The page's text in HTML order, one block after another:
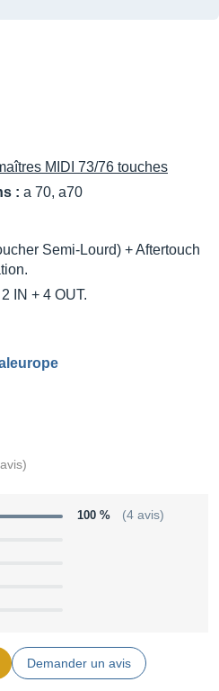
MIDI 73/76 touches
: a 70, a70
Semi-Lourd) + Aftertouch
IN + 4 OUT.
100 % (4 avis)
Demander un avis